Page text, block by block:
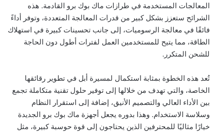
المعالجات المستخدمة في طرازات ماك بوك برو القادمة. هذه
الشرائح ستعزز بشكل كبير من قدرات المعالجة المتعددة، وتوفر أداءً
فائقًا في معالجة الرسوميات، إلى جانب تحسينات كبيرة في استهلاك
الطاقة، مما يتيح للمستخدمين العمل لفترات أطول دون الحاجة
للشحن المتكرر.
تُعد هذه الخطوة بمثابة استكمال لمسيرة أبل في تطوير رقائقها
الخاصة، والتي تهدف من خلالها إلى توفير حلول تقنية متكاملة تجمع
بين الأداء العالي والتصميم الأنيق، إضافة إلى استقرار النظام
وسلاسة الاستخدام. وهذا بدوره يجعل أجهزة ماك بوك برو الجديدة
خيارًا مثاليًا للمحترفين الذين يحتاجون إلى قوة حوسبة كبيرة، مثل